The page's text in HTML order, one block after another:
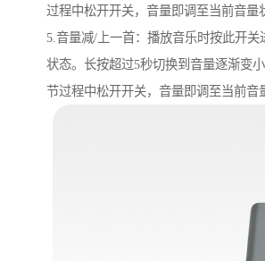
过程中松开开关，音量即调至当前音量
5.音量减/上一首：播放音乐时按此开关
状态。长按超过5秒切换到音量逐渐变
节过程中松开开关，音量即调至当前音